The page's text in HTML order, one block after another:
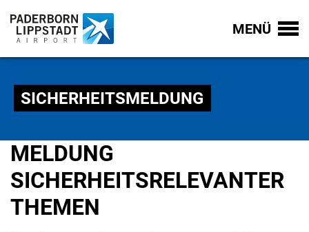
MENÜ
SICHERHEITSMELDUNG
MELDUNG
SICHERHEITSRELEVANTER
THEMEN